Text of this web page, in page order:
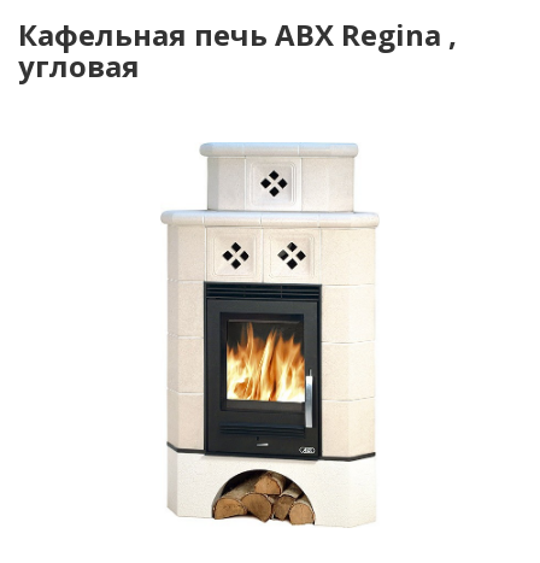
Кафельная печь ABX Regina ,
угловая